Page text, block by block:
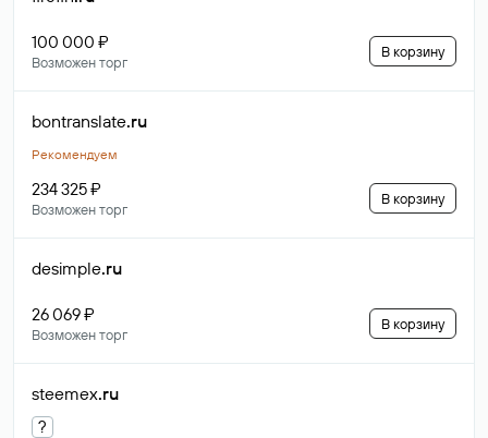
100 000 ₽
Возможен торг
В корзину
bontranslate.ru
Рекомендуем
234 325 ₽
Возможен торг
В корзину
desimple.ru
26 069 ₽
Возможен торг
В корзину
steemex.ru
?